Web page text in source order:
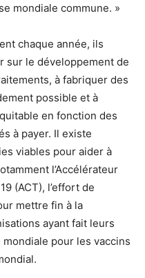
mondiale commune. »
chaque année, ils
sur le développement de
à fabriquer des
possible et à
en fonction des
à payer. Il existe
viables pour aider à
l’Accélérateur
(ACT), l’effort de
mettre fin à la
ayant fait leurs
mondiale pour les vaccins